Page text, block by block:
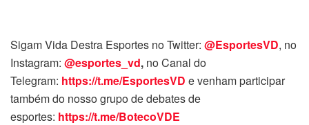
Sigam Vida Destra Esportes no Twitter: @EsportesVD, no
Instagram: @esportes_vd, no Canal do
Telegram: https://t.me/EsportesVD e venham participar
também do nosso grupo de debates de
esportes: https://t.me/BotecoVDE